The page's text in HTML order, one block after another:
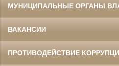
МУНИЦИПАЛЬНЫЕ ОРГАНЫ
ВАКАНСИИ
ПРОТИВОДЕЙСТВИЕ